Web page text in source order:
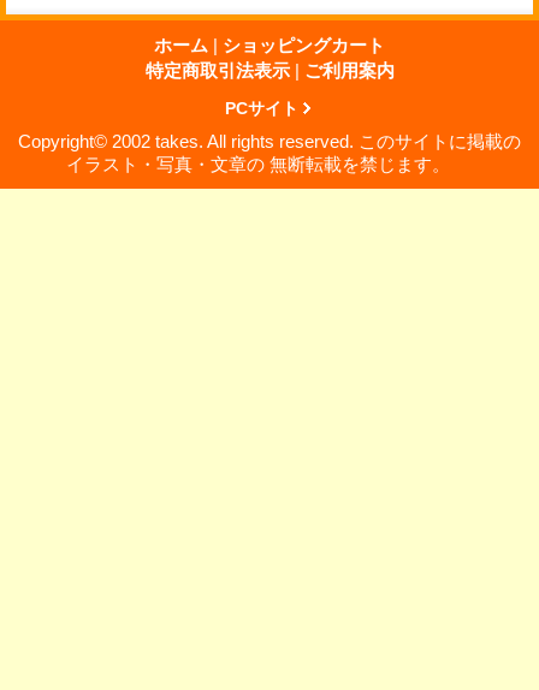
ホーム | ショッピングカート
特定商取引法表示 | ご利用案内
PCサイト
Copyright© 2002 takes. All rights reserved. このサイトに掲載の
イラスト・写真・文章の 無断転載を禁じます。